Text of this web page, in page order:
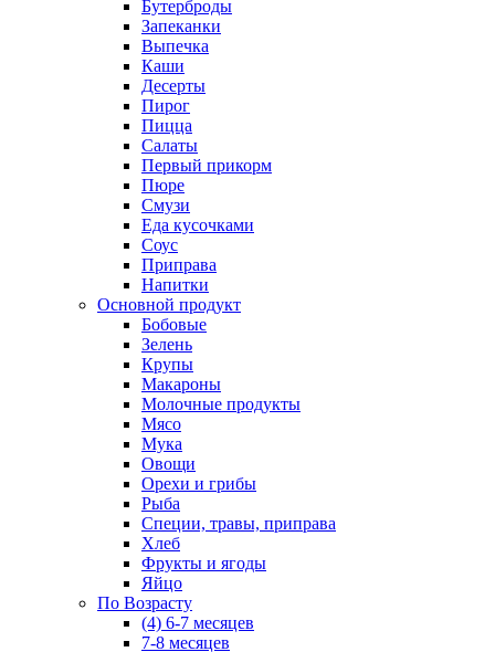
Бутерброды
Запеканки
Выпечка
Каши
Десерты
Пирог
Пицца
Салаты
Первый прикорм
Пюре
Смузи
Еда кусочками
Соус
Приправа
Напитки
Основной продукт
Бобовые
Зелень
Крупы
Макароны
Молочные продукты
Мясо
Мука
Овощи
Орехи и грибы
Рыба
Специи, травы, приправа
Хлеб
Фрукты и ягоды
Яйцо
По Возрасту
(4) 6-7 месяцев
7-8 месяцев